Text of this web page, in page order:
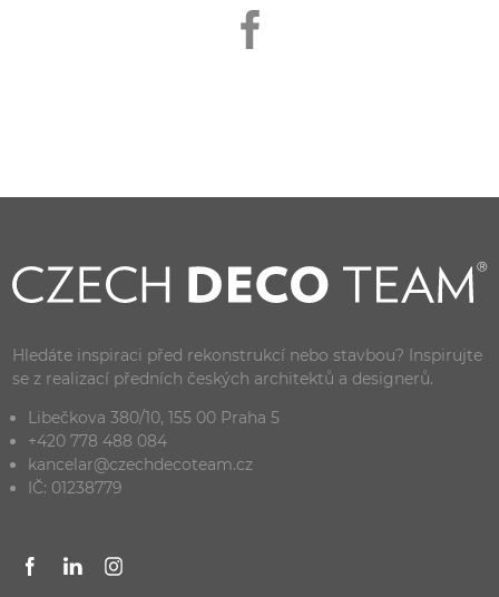
Hledáte inspiraci před rekonstrukcí nebo stavbou? Inspirujte
se z realizací předních českých architektů a designerů.
Libečkova 380/10, 155 00 Praha 5
+420 778 488 084
kancelar@czechdecoteam.cz
IČ: 01238779